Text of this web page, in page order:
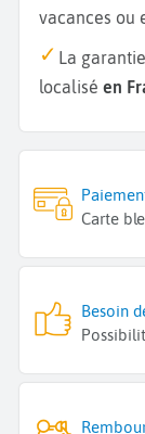
vacances ou
La
localisé en
Carte
Besoin